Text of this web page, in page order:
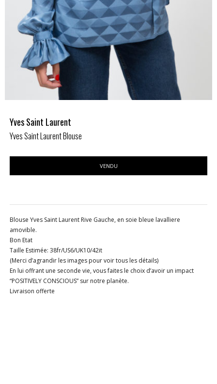
Yves Saint Laurent
Yves Saint Laurent Blouse
VENDU
Blouse Yves Saint Laurent Rive Gauche, en soie bleue lavalliere
amovible.
Bon Etat
Taille Estimée: 38fr/US6/UK10/42it
(Merci d’agrandir les images pour voir tous les détails)
En lui offrant une seconde vie, vous faites le choix d’avoir un impact
“POSITIVELY CONSCIOUS” sur notre planète.
Livraison offerte